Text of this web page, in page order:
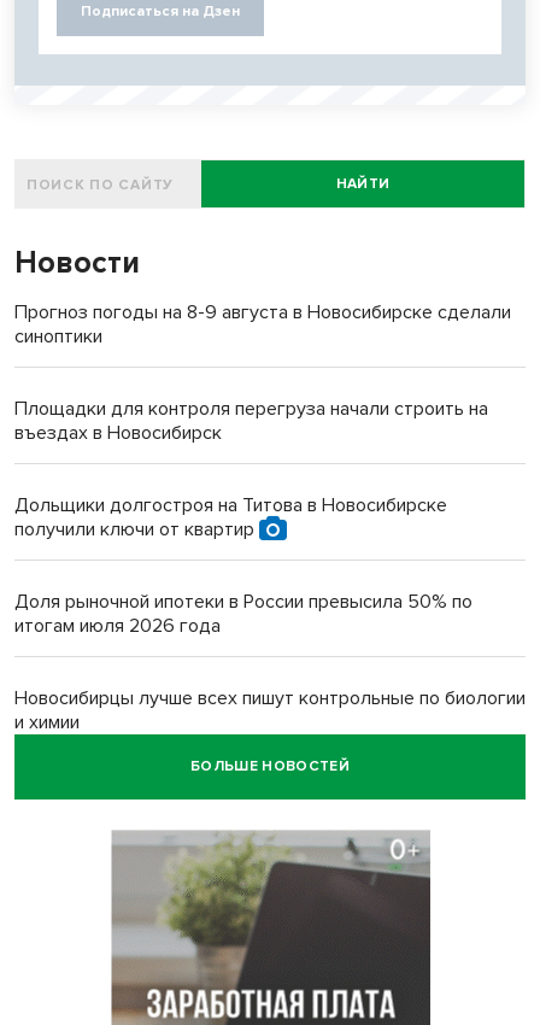
Подписаться на Дзен
НАЙТИ
Новости
Прогноз погоды на 8-9 августа в Новосибирске сделали
синоптики
Площадки для контроля перегруза начали строить на
въездах в Новосибирск
Дольщики долгостроя на Титова в Новосибирске
получили ключи от квартир
Доля рыночной ипотеки в России превысила 50% по
итогам июля 2026 года
Новосибирцы лучше всех пишут контрольные по биологии
и химии
Нейросеть для диагностики депрессии в крови создали в
Двум бойцам СВО после минно-взрывной травмы
«оживили» нервы в Новосибирске
Персидский ковер «108 шахов» впервые вывезли из музея
Востока в Новосибирск
БОЛЬШЕ НОВОСТЕЙ